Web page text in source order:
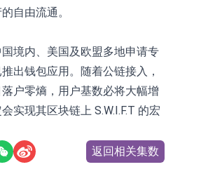
自由流通。
境内、美国及欧盟多地申请专
出钱包应用。随着公链接入，
户零熵，用户基数必将大幅增
实现其区块链上 S.W.I.F.T 的宏
返回相关集数